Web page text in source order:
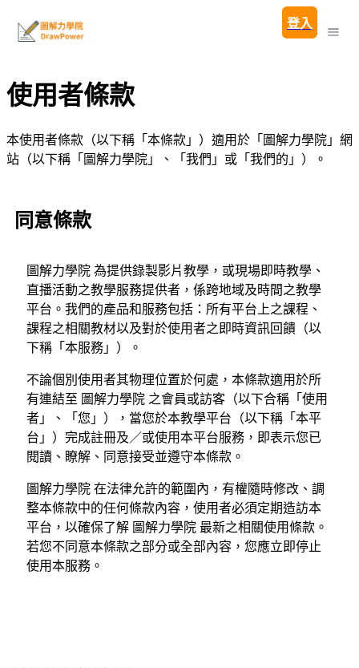
登入
使用者條款
本使用者條款（以下稱「本條款」）適用於「圖解力學院」網
站（以下稱「圖解力學院」、「我們」或「我們的」）。
同意條款
圖解力學院 為提供錄製影片教學，或現場即時教學、
直播活動之教學服務提供者，係跨地域及時間之教學
平台。我們的產品和服務包括：所有平台上之課程、
課程之相關教材以及對於使用者之即時資訊回饋（以
下稱「本服務」）。
不論個別使用者其物理位置於何處，本條款適用於所
有連結至 圖解力學院 之會員或訪客（以下合稱「使用
者」、「您」），當您於本教學平台（以下稱「本平
台」）完成註冊及／或使用本平台服務，即表示您已
閱讀、瞭解、同意接受並遵守本條款。
圖解力學院 在法律允許的範圍內，有權隨時修改、調
整本條款中的任何條款內容，使用者必須定期造訪本
平台，以確保了解 圖解力學院 最新之相關使用條款。
若您不同意本條款之部分或全部內容，您應立即停止
使用本服務。